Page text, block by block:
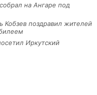
на Ангаре под
Кобзев поздравил жителей
Иркутский